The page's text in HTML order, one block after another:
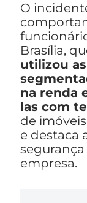
O
Brasília,
utilizou
na renda
las com
de
e destaca
empresa.